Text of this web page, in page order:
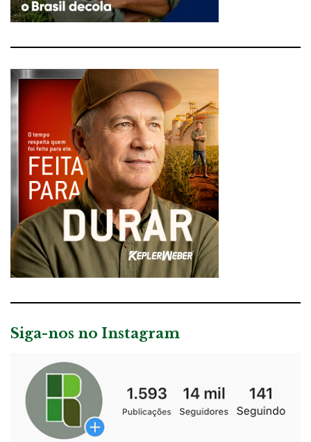
Siga-nos no Instagram